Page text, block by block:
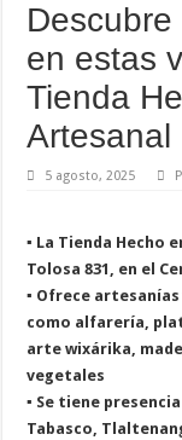
en estas
Tienda
Artesanal
5 agosto, 2025
▪️ La Tienda Hecho
Tolosa 831, en el
▪️ Ofrece
como alfarería,
arte wixárika,
vegetales
▪️ Se tiene
Tabasco,